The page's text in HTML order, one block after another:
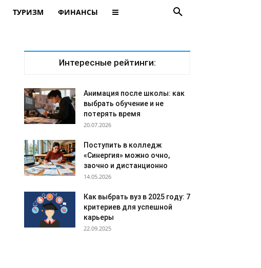
ТУРИЗМ ФИНАНСЫ
Интересные рейтинги:
Анимация после школы: как
выбрать обучение и не
потерять время
20.07.2026
Поступить в колледж
«Синергия» можно очно,
заочно и дистанционно
14.05.2026
Как выбрать вуз в 2025 году: 7
критериев для успешной
карьеры
22.09.2025